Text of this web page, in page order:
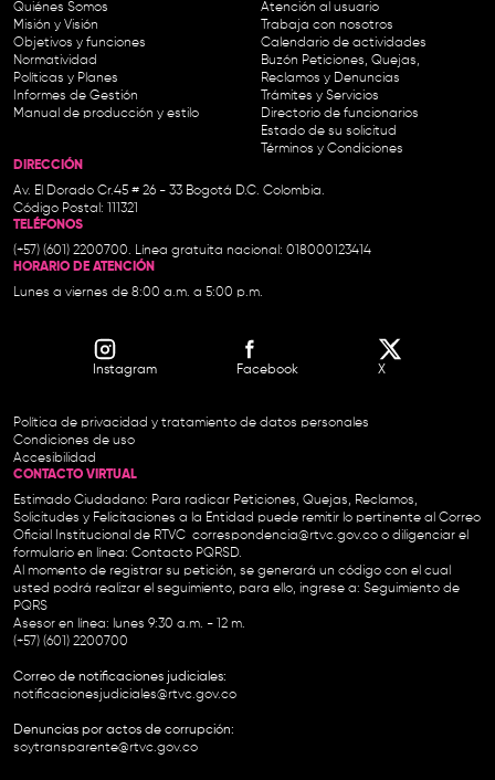
Quiénes Somos
Misión y Visión
Objetivos y funciones
Normatividad
Políticas y Planes
Informes de Gestión
Manual de producción y estilo
Atención al usuario
Trabaja con nosotros
Calendario de actividades
Buzón Peticiones, Quejas,
Reclamos y Denuncias
Trámites y Servicios
Directorio de funcionarios
Estado de su solicitud
Términos y Condiciones
DIRECCIÓN
Av. El Dorado Cr.45 # 26 - 33 Bogotá D.C. Colombia.
Código Postal: 111321
TELÉFONOS
(+57) (601) 2200700. Línea gratuita nacional: 018000123414
HORARIO DE ATENCIÓN
Lunes a viernes de 8:00 a.m. a 5:00 p.m.
Instagram Facebook X
Política de privacidad y tratamiento de datos personales
Condiciones de uso
Accesibilidad
CONTACTO VIRTUAL
Estimado Ciudadano: Para radicar Peticiones, Quejas, Reclamos,
Solicitudes y Felicitaciones a la Entidad puede remitir lo pertinente al Correo
Oficial Institucional de RTVC correspondencia@rtvc.gov.co o diligenciar el
formulario en línea: Contacto PQRSD.
Al momento de registrar su petición, se generará un código con el cual
usted podrá realizar el seguimiento, para ello, ingrese a: Seguimiento de
PQRS
Asesor en línea: lunes 9:30 a.m. - 12 m.
(+57) (601) 2200700
Correo de notificaciones judiciales:
notificacionesjudiciales@rtvc.gov.co
Denuncias por actos de corrupción:
soytransparente@rtvc.gov.co